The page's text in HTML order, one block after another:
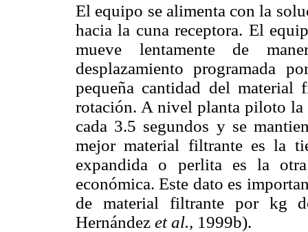
El equipo se alimenta con la
hacia la cuna receptora. El
mueve lentamente de
desplazamiento programada
pequeña cantidad del material
rotación. A nivel planta piloto la
cada 3.5 segundos y se
mejor material filtrante es la
expandida o perlita es la
económica. Este dato es
de material filtrante por kg
Hernández et al., 1999b).